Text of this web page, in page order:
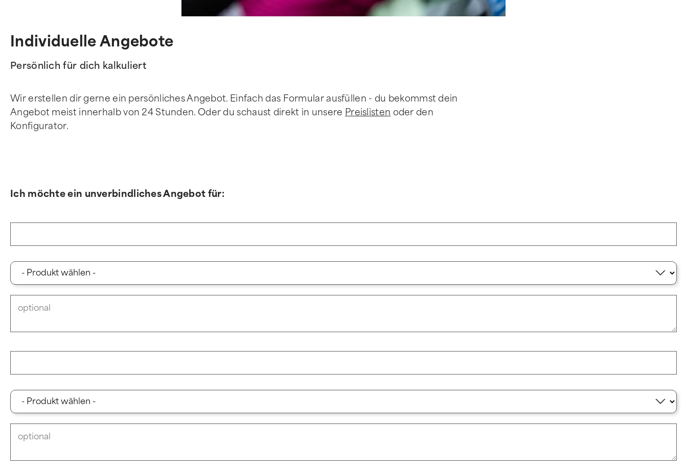
Individuelle Angebote
Persönlich für dich kalkuliert
Wir erstellen dir gerne ein persönliches Angebot. Einfach das Formular ausfüllen - du bekommst dein
Angebot meist innerhalb von 24 Stunden. Oder du schaust direkt in unsere Preislisten oder den
Konfigurator.
Ich möchte ein unverbindliches Angebot für: